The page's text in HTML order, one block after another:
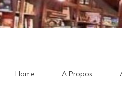
Home A Propos